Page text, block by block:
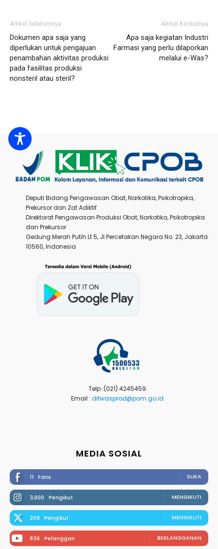
Artikel Sebelumnya
Dokumen apa saja yang
diperlukan untuk pengajuan
penambahan aktivitas produksi
pada fasilitas produksi
nonsteril atau steril?
Artikel Berikutnya
Apa saja kegiatan Industri
Farmasi yang perlu dilaporkan
melalui e-Was?
Deputi Bidang Pengawasan Obat, Narkotika, Psikotropika,
Prekursor dan Zat Adiktif
Direktorat Pengawasan Produksi Obat, Narkotika, Psikotropika
dan Prekursor
Gedung Merah Putih Lt 5, Jl Percetakan Negara No. 23, Jakarta
10560, Indonesia
Telp :(021) 4245459
Email : ditwasprod@pom.go.id
MEDIA SOSIAL
11 Fans SUKA
3,900 Pengikut MENGIKUTI
269 Pengikut MENGIKUTI
836 Pelanggan BERLANGGANAN